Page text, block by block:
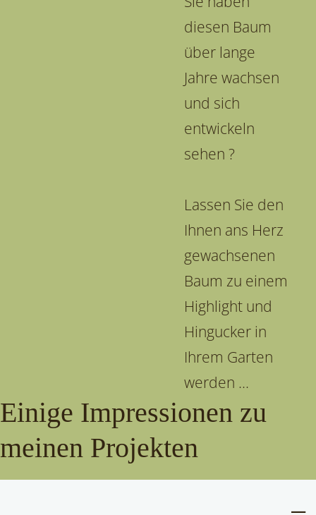
diesen Baum
über lange
Jahre wachsen
und sich
entwickeln
sehen ?
Lassen Sie den
Ihnen ans Herz
gewachsenen
Baum zu einem
Highlight und
Hingucker in
Ihrem Garten
werden ...
Einige Impressionen zu
meinen Projekten